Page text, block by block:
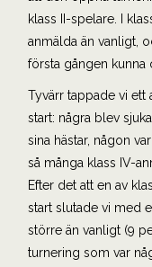
page.klass II-spelare. I
anmälda än vanligt,
första gången kunna
Tyvärr tappade vi ett
start: några blev
sina hästar, någon
så många klass IV-
Efter det att en av
start slutade vi med
större än vanligt (9
turnering som var